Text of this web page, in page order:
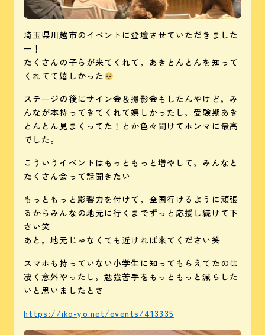
埼玉県川越市のイベントに登壇させていただきました
ー！
たくさんの子らが来てくれて，あきとんとんを知って
くれてて嬉しかった
ステージの後にサイン会＆撮影会もしたんやけど，み
んなが本持ってきてくれて嬉しかったし，受験期あき
とんとん見まくってた！とか色々聞けてホンマに最高
でした。
こういうイベントはもっともっと増やして，みんなと
たくさん会って話聞きたい
もっともっと影響力を付けて，全国行けるように頑張
るからみんなの地元に行くまでずっと応援し続けて下
さい笑
あと，地元じゃなくても近ければ来てください笑
スマホも持っていない小学生に知ってもらえてたのは
凄く意外やったし，勉強苦手をもっともっと減らした
いと思いましたとさ
https://iko-yo.net/events/413335